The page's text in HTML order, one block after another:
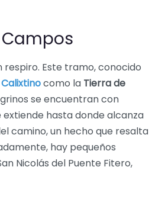
respiro. Este tramo, conocido
como la Tierra de
se encuentran con
extiende hasta donde alcanza
camino, un hecho que resalta
hay pequeños
Nicolás del Puente Fitero,